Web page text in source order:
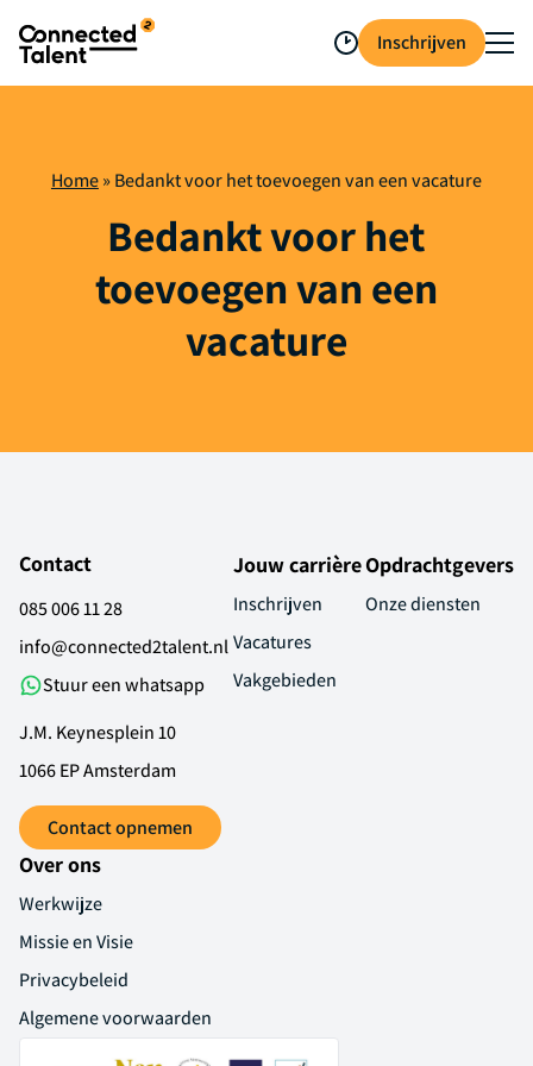
Inschrijven
Home»Bedankt voor het toevoegen van een vacature
Bedankt voor het
toevoegen van een
vacature
Ontvang vacatures direct in je
mailbox
Contact
085 006 11 28
info@connected2talent.nl
Stuur een whatsapp
J.M. Keynesplein 10
1066 EP Amsterdam
Contact opnemen
Jouw carrière
Inschrijven
Vacatures
Vakgebieden
Opdrachtgevers
Onze diensten
Over ons
Werkwijze
Missie en Visie
Privacybeleid
Algemene voorwaarden